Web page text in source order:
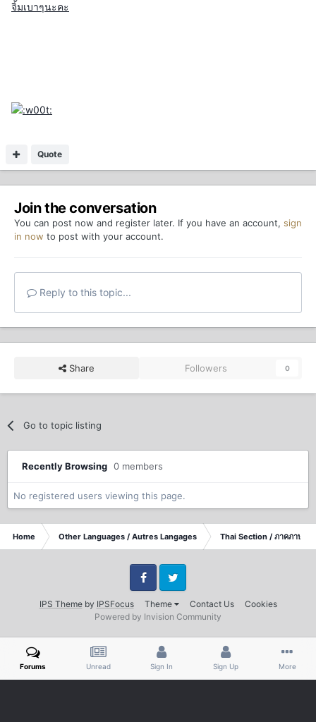
จิ้มเบาๆนะคะ
Quote
Join the conversation
You can post now and register later. If you have an account, sign
in now to post with your account.
Reply to this topic...
Share Followers 0
Go to topic listing
Recently Browsing 0 members
No registered users viewing this page.
Home Other Languages / Autres Langages Thai Section / ภาคภาษาไ
IPS Themeby IPSFocus Theme Contact Us Cookies
FacebookTwitter
Powered by Invision Community
Forums Unread Sign In Sign Up More